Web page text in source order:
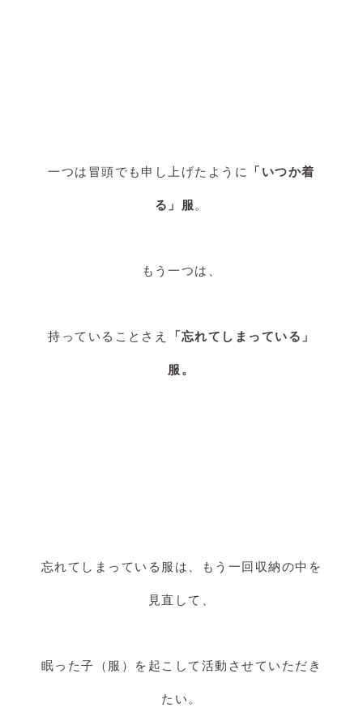
一つは冒頭でも申し上げたように 「いつか着
る」服 。
もう一つは、
持っていることさえ 「忘れてしまっている」
服。
忘れてしまっている服は、もう一回収納の中を
見直して、
眠った子（服）を起こして活動させていただき
たい。